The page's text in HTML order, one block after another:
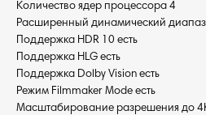
Количество ядер процессора 4
Расширенный динамический
Поддержка HDR 10 есть
Поддержка HLG есть
Поддержка Dolby Vision есть
Режим Filmmaker Mode есть
Масштабирование разрешения до